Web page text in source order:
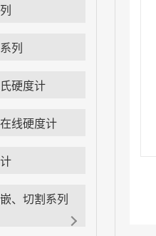
列
硬度计
线硬度计
、切割系列